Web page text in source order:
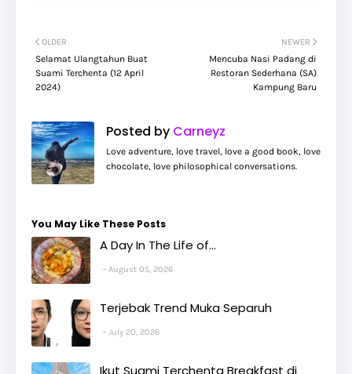
NEWER
Mencuba Nasi Padang di
Restoran Sederhana (SA)
Kampung Baru
OLDER
Selamat Ulangtahun Buat
Suami Terchenta (12 April
2024)
Posted by Carneyz
Love adventure, love travel, love a good book, love
chocolate, love philosophical conversations.
You May Like These Posts
A Day In The Life of...
August 05, 2026
Terjebak Trend Muka Separuh
July 20, 2026
Ikut Suami Terchenta Breakfast di